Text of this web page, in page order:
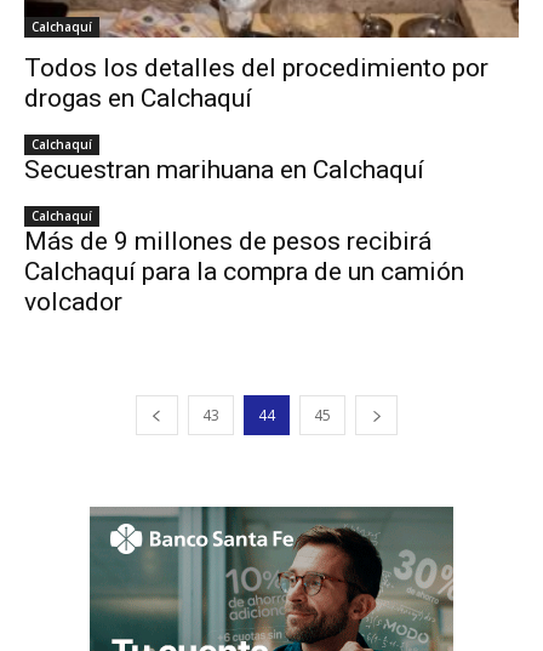
Calchaquí
Todos los detalles del procedimiento por
drogas en Calchaquí
Calchaquí
Secuestran marihuana en Calchaquí
Calchaquí
Más de 9 millones de pesos recibirá
Calchaquí para la compra de un camión
volcador
43 44 45